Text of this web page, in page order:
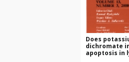
Does
dichromate
apoptosis in